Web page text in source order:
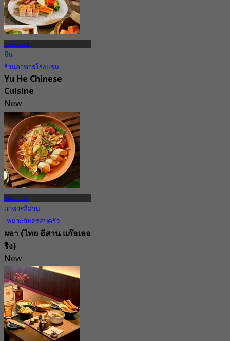
รามคำแหง
จีน
ร้านอาหารโรงแรม
Yu He Chinese
Cuisine
New
4.4
จาก ฿ 595
พัฒนาการ
อาหารอีสาน
เหมาะกับครอบครัว
ผลา (ไทย อีสาน แก๊ธเธอ
ริง)
New
5.0
จาก฿ 472.5